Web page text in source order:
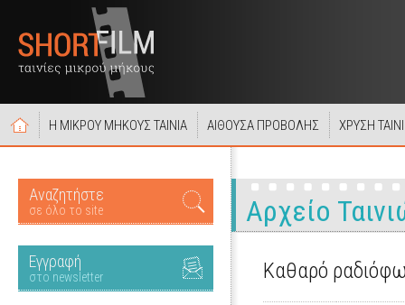
Η ΜΙΚΡΟΥ ΜΗΚΟΥΣ ΤΑΙΝΙΑ ΑΙΘΟΥΣΑ ΠΡΟΒΟΛΗΣ ΧΡΥΣΗ
Αναζητήστε
σε όλο το site
Εγγραφή
στο newsletter
Αρχείο
Καθαρό